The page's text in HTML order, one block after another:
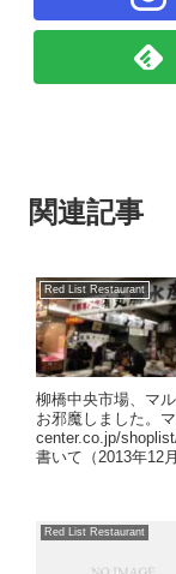
関連記事
Red List Restaurant
柳橋中央市場、マ
お邪魔しました。
center.co.jp/
書いて（2013年12
Red List Restaurant